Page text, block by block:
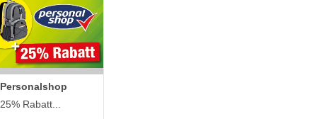
Personalshop
25% Rabatt...